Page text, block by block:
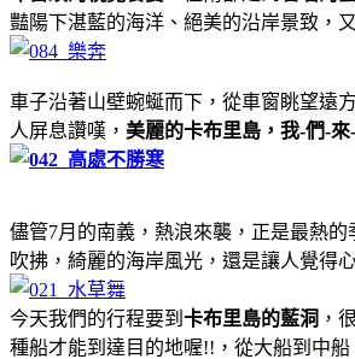
豔陽下湛藍的海洋、絕美的沿岸景致，
車子沿著山壁蜿蜒而下，從車窗眺望遠
人屏息讚嘆， 美麗的卡布里島，我-們-來
儘管7月的南義，熱浪來襲，正是最熱
吹拂，綺麗的海岸風光，還是讓人覺得
今天我們的行程要到 卡布里島的藍洞 ，
種船才能到達目的地喔!!，從大船到中